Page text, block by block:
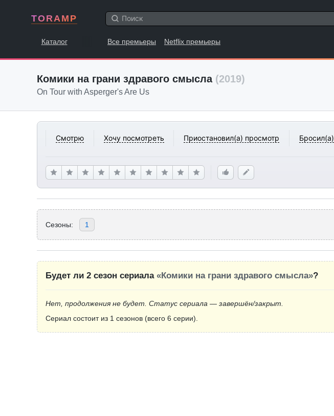
TORAMP
Каталог Все премьеры Netflix премьеры
Комики на грани здравого смысла (2019)
On Tour with Asperger's Are Us
Смотрю Хочу посмотреть Приостановил(а) просмотр Бросил(а)
Сезоны: 1
Будет ли 2 сезон сериала «Комики на грани здравого смысла»?
Нет, продолжения не будет. Статус сериала — завершён/закрыт.
Сериал состоит из 1 сезонов (всего 6 серии).